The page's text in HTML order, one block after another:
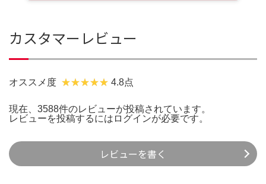
カスタマーレビュー
オススメ度 4.8点
現在、3588件のレビューが投稿されています。
レビューを投稿するには ログインが必要です。
レビューを書く